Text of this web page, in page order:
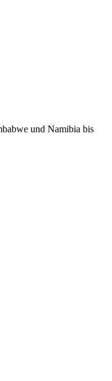
und Namibia bis